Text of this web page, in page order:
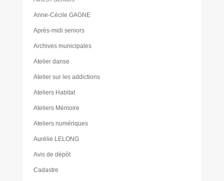
Anne-Cécile GAGNE
Après-midi seniors
Archives municipales
Atelier danse
Atelier sur les addictions
Ateliers Habitat
Ateliers Mémoire
Ateliers numériques
Aurélie LELONG
Avis de dépôt
Cadastre